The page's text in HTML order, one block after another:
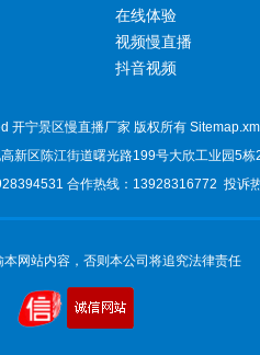
在线体验
视频慢直播
抖音视频
开宁景区慢直播厂家 版权所有 Sitemap.xml
新区陈江街道曙光路199号大欣工业园5栋
合作热线：13928316772 投诉
网站内容，否则本公司将追究法律责任